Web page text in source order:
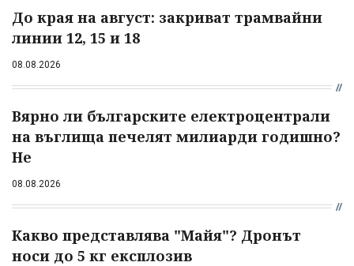
До края на август: закриват трамвайни
линии 12, 15 и 18
08.08.2026
Вярно ли българските електроцентрали
на въглища печелят милиарди годишно?
Не
08.08.2026
Какво представлява "Майя"? Дронът
носи до 5 кг експлозив